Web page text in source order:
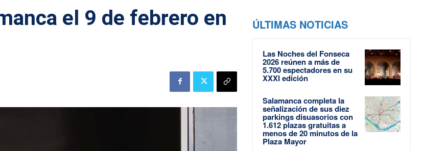
el 9 de febrero en
ÚLTIMAS NOTICIAS
Las Noches del Fonseca
2026 reúnen a más de
5.700 espectadores en su
XXXI edición
Salamanca completa la
señalización de sus diez
parkings disuasorios con
1.612 plazas gratuitas a
menos de 20 minutos de la
Plaza Mayor